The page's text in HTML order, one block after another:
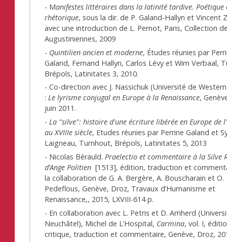
- Manifestes littéraires dans la latinité tardive. Poétique
rhétorique, sous la dir. de P. Galand-Hallyn et Vincent
avec une introduction de L. Pernot, Paris, Collection
Augustiniennes, 2009
- Quintilien ancien et moderne, Études réunies par
Galand, Fernand Hallyn, Carlos Lévy et Wim Verbaal,
Brépols, Latinitates 3, 2010.
- Co-direction avec J. Nassichuk (Université de
:Le lyrisme conjugal en Europe à la Renaissance,
juin 2011.
-La "silve": histoire d'une écriture libérée en Europe de
au XVIIIe siècle, Etudes réunies par Perrine Galand et
Laigneau, Turnhout, Brépols, Latinitates 5, 2013
- Nicolas Bérauld. Praelectio et commentaire à la Silve
d’Ange Politien [1513], édition, traduction et
la collaboration de G. A. Bergère, A. Bouscharain et O.
Pedeflous, Genève, Droz, Travaux d’Humanisme et
Renaissance,, 2015, LXVIII-614 p.
- En collaboration avec L. Petris et D. Amherd
Neuchâtel), Michel de L’Hospital, Carmina, vol. I,
critique, traduction et commentaire, Genève, Droz,